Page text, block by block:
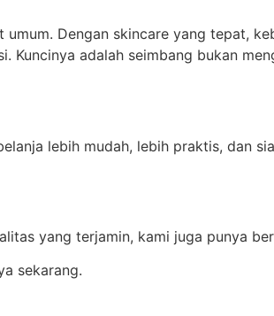
Dengan skincare yang tepat,
adalah seimbang bukan
lebih mudah, lebih praktis, dan
yang terjamin, kami juga punya
sekarang.